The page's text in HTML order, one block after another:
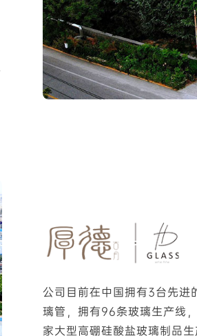
公司目前在中国拥有3台先
璃管，拥有96条玻璃生产线
家大型高硼硅酸盐玻璃制品